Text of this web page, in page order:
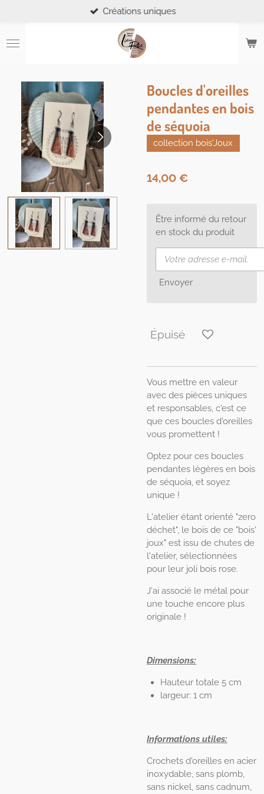
contenu
principal
Créations uniques
Boucles d'oreilles
pendantes en bois
de séquoia
collection bois'Joux
14,00 €
Être informé du retour
en stock du produit
Envoyer
Épuisé
Vous mettre en valeur
avec des pièces uniques
et responsables, c'est ce
que ces boucles d'oreilles
vous promettent !
Optez pour ces boucles
pendantes lègères en bois
de séquoia, et soyez
unique !
L'atelier étant orienté "zero
déchet", le bois de ce "bois'
joux" est issu de chutes de
l'atelier, sélectionnées
pour leur joli bois rose.
J'ai associé le métal pour
une touche encore plus
originale !
Dimensions:
Hauteur totale 5 cm
largeur: 1 cm
Informations utiles:
Crochets d'oreilles en acier
inoxydable, sans plomb,
sans nickel, sans cadnum,